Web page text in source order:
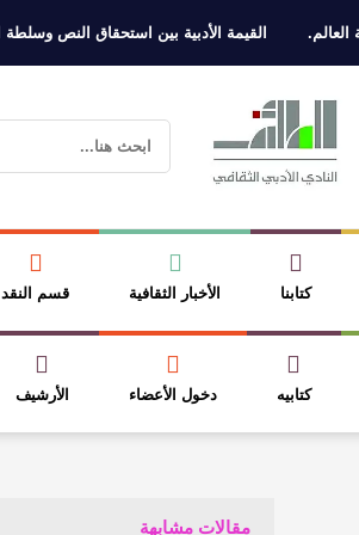
القيمة الأدبية بين استحقاق النص وسلطة الجائزة
كتابنا الأخبار الثقافية قسم النقد
كتابيه دخول الأعضاء الأرشيف
مقالات مشابهة